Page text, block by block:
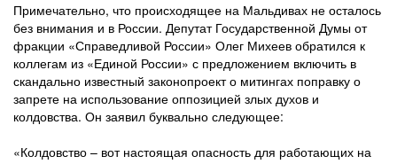
Примечательно, что происходящее на Мальдивах не осталось
без внимания и в России. Депутат Государственной Думы от
фракции «Справедливой России» Олег Михеев обратился к
коллегам из «Единой России» с предложением включить в
скандально известный законопроект о митингах поправку о
запрете на использование оппозицией злых духов и
колдовства. Он заявил буквально следующее:
«Колдовство – вот настоящая опасность для работающих на